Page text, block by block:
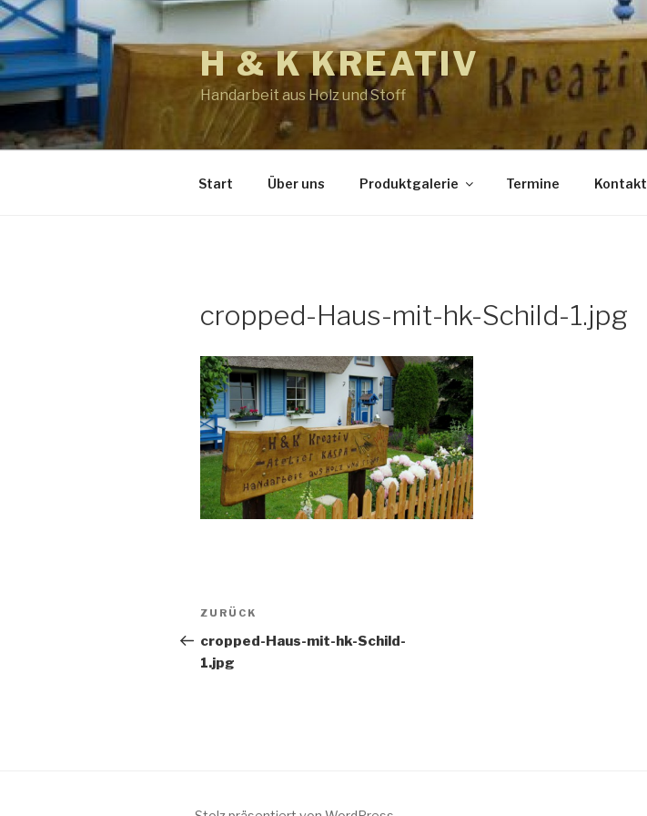
Zum
Inhalt
springen
H & K KREATIV
Handarbeit aus Holz und Stoff
Start Über uns Produktgalerie Termine Kontakt
cropped-Haus-mit-hk-Schild-1.jpg
Beitragsnavigation
Vorheriger
Beitrag
ZURÜCK
cropped-Haus-mit-hk-Schild-
1.jpg